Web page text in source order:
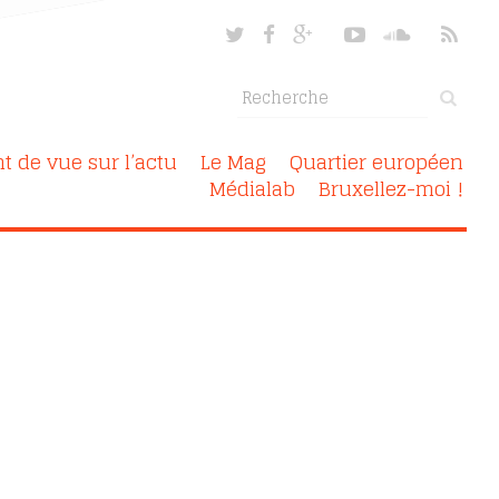
de vue sur l’actu Le Mag Quartier européen
Médialab Bruxellez-moi !